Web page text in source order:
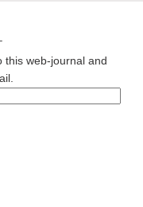
this web-journal and